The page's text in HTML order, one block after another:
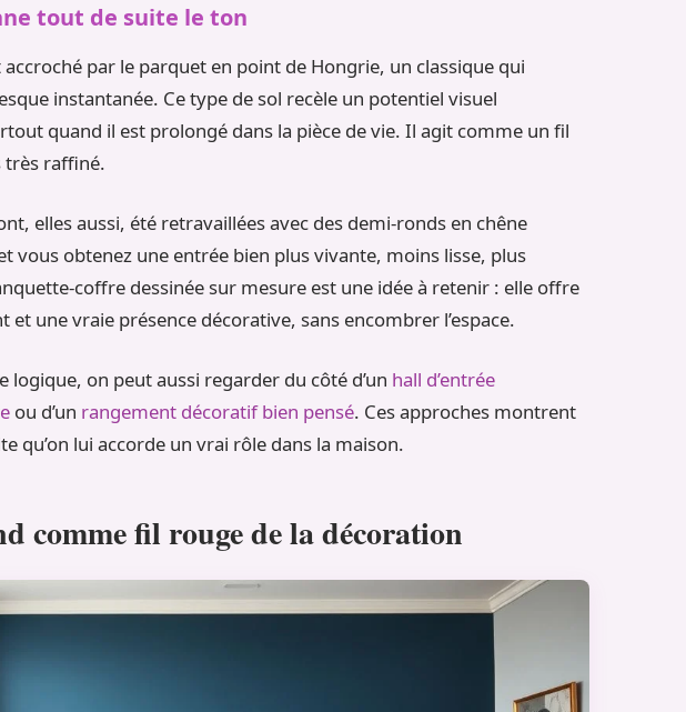
tout de suite le ton
accroché par le parquet en point de Hongrie, un classique qui
instantanée. Ce type de sol recèle un potentiel visuel
quand il est prolongé dans la pièce de vie. Il agit comme un fil
très raffiné.
elles aussi, été retravaillées avec des demi-ronds en chêne
vous obtenez une entrée bien plus vivante, moins lisse, plus
coffre dessinée sur mesure est une idée à retenir : elle offre
et une vraie présence décorative, sans encombrer l’espace.
logique, on peut aussi regarder du côté d’un hall d’entrée
ou d’un rangement décoratif bien pensé. Ces approches montrent
qu’on lui accorde un vrai rôle dans la maison.
comme fil rouge de la décoration